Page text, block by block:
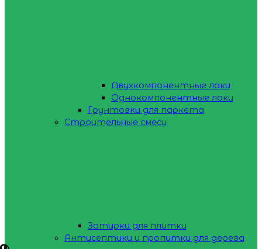
Двухкомпонентные лаки
Однокомпонентные лаки
Грунтовки для паркета
Строительные смеси
Затирки для плитки
Антисептики и пропитки для дерева